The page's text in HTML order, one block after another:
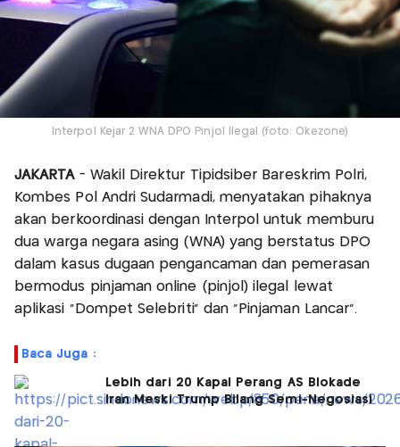
Interpol Kejar 2 WNA DPO Pinjol Ilegal (foto: Okezone)
JAKARTA- Wakil Direktur Tipidsiber Bareskrim Polri,
Kombes Pol Andri Sudarmadi, menyatakan pihaknya
akan berkoordinasi dengan Interpol untuk memburu
dua warga negara asing (WNA) yang berstatus DPO
dalam kasus dugaan pengancaman dan pemerasan
bermodus pinjaman online (pinjol) ilegal lewat
aplikasi “Dompet Selebriti” dan “Pinjaman Lancar”.
Baca Juga :
Lebih dari 20 Kapal Perang AS Blokade
Iran Meski Trump Bilang Semi-Negosiasi